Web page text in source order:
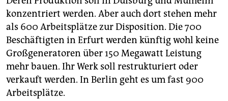
konzentriert werden. Aber auch dort stehen mehr
als 600 Arbeitsplätze zur Disposition. Die 700
Beschäftigten in Erfurt werden künftig wohl keine
Großgeneratoren über 150 Megawatt Leistung
mehr bauen. Ihr Werk soll restrukturiert oder
verkauft werden. In Berlin geht es um fast 900
Arbeitsplätze.